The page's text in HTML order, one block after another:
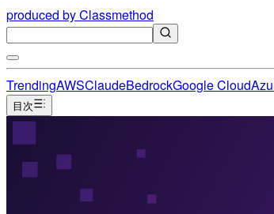
produced by Classmethod
TrendingAWSClaudeBedrockGoogle Cloud
目次